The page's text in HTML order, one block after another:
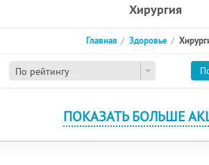
Хирургия
По рейтингу
Главная Здоровье
ПОКАЗАТЬ БОЛЬШЕ